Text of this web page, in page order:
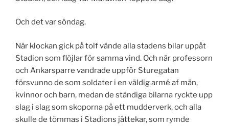
Och det var söndag.
När klockan gick på tolf vände alla stadens bilar uppåt
Stadion som flöjlar för samma vind. Och när professorn
och Ankarsparre vandrade uppför Sturegatan
försvunno de som soldater i en väldig armé af män,
kvinnor och barn, medan de ständiga bilarna ryckte upp
slag i slag som skoporna på ett mudderverk, och alla
skulle de tömmas i Stadions jättekar, som rymde